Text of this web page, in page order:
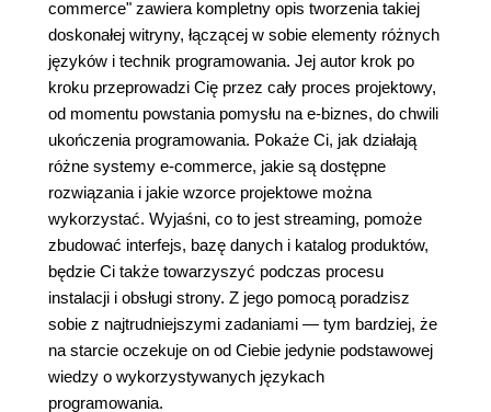
commerce" zawiera kompletny opis tworzenia takiej
doskonałej witryny, łączącej w sobie elementy różnych
języków i technik programowania. Jej autor krok po
kroku przeprowadzi Cię przez cały proces projektowy,
od momentu powstania pomysłu na e-biznes, do chwili
ukończenia programowania. Pokaże Ci, jak działają
różne systemy e-commerce, jakie są dostępne
rozwiązania i jakie wzorce projektowe można
wykorzystać. Wyjaśni, co to jest streaming, pomoże
zbudować interfejs, bazę danych i katalog produktów,
będzie Ci także towarzyszyć podczas procesu
instalacji i obsługi strony. Z jego pomocą poradzisz
sobie z najtrudniejszymi zadaniami — tym bardziej, że
na starcie oczekuje on od Ciebie jedynie podstawowej
wiedzy o wykorzystywanych językach
programowania.